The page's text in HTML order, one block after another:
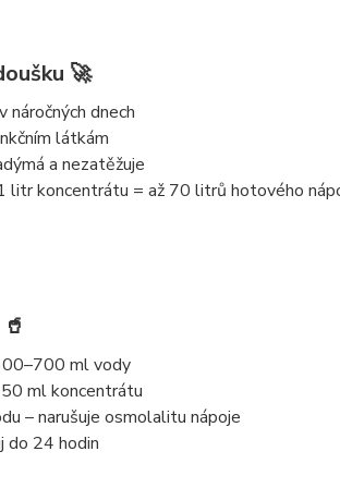
🚀
náročných dnech
látkám
a nezatěžuje
litr koncentrátu = až 70 litrů hotového
ml vody
50 ml koncentrátu
– narušuje osmolalitu nápoje
do 24 hodin